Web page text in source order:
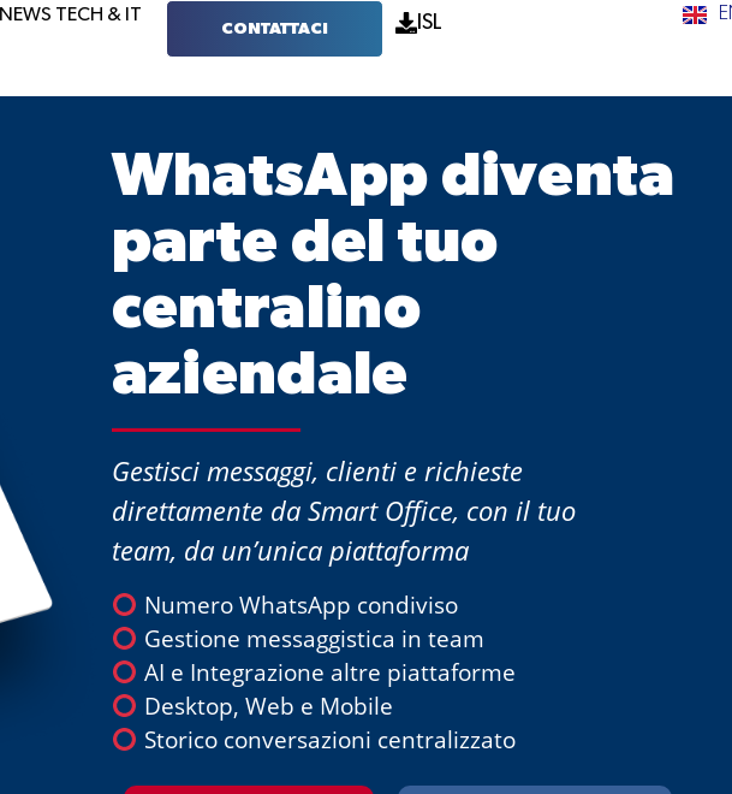
NEWS TECH & IT
CONTATTACI ISL
WhatsApp diventa
parte del tuo
centralino
aziendale
Gestisci messaggi, clienti e richieste
direttamente da Smart Office, con il tuo
team, da un’unica piattaforma
Numero WhatsApp condiviso
Gestione messaggistica in team
AI e Integrazione altre piattaforme
Desktop, Web e Mobile
Storico conversazioni centralizzato